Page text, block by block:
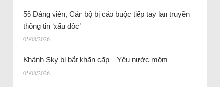
56 Đảng viên, Cán bộ bị cáo buộc tiếp tay lan truyền
thông tin ‘xấu độc’
05/08/2026
Khánh Sky bị bắt khẩn cấp – Yêu nước mõm
05/08/2026